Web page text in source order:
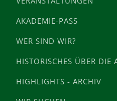
AKADEMIE-PASS
WER SIND WIR?
HISTORISCHES ÜBER DIE
HIGHLIGHTS - ARCHIV